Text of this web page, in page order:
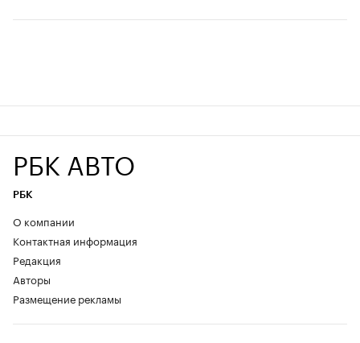
РБК АВТО
РБК
О компании
Контактная информация
Редакция
Авторы
Размещение рекламы